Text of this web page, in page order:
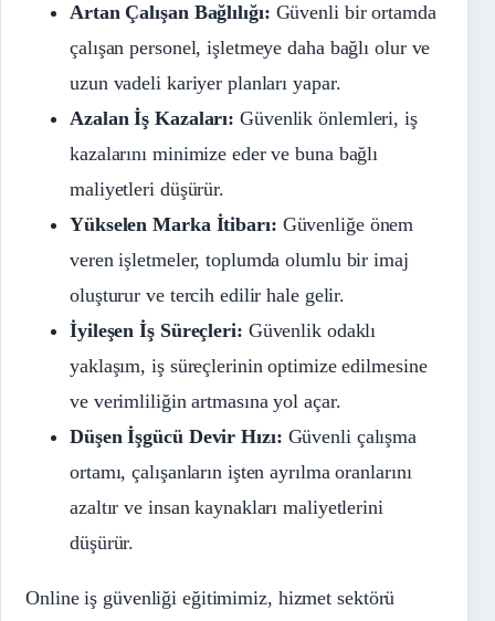
Artan Çalışan Bağlılığı: Güvenli bir ortamda
çalışan personel, işletmeye daha bağlı olur ve
uzun vadeli kariyer planları yapar.
Azalan İş Kazaları: Güvenlik önlemleri, iş
kazalarını minimize eder ve buna bağlı
maliyetleri düşürür.
Yükselen Marka İtibarı: Güvenliğe önem
veren işletmeler, toplumda olumlu bir imaj
oluşturur ve tercih edilir hale gelir.
İyileşen İş Süreçleri: Güvenlik odaklı
yaklaşım, iş süreçlerinin optimize edilmesine
ve verimliliğin artmasına yol açar.
Düşen İşgücü Devir Hızı: Güvenli çalışma
ortamı, çalışanların işten ayrılma oranlarını
azaltır ve insan kaynakları maliyetlerini
düşürür.
Online iş güvenliği eğitimimiz, hizmet sektörü